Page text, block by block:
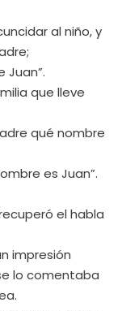
al niño, y
Juan”.
que lleve
qué nombre
es Juan”.
el habla
impresión
lo comentaba